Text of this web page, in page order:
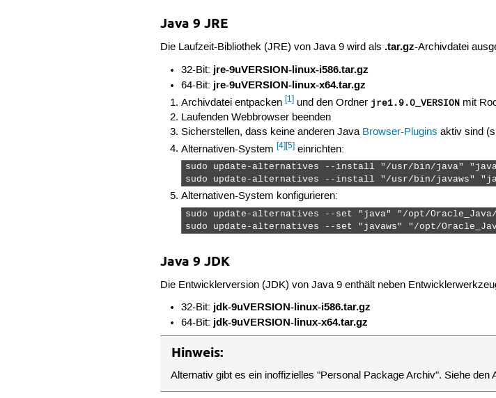
Java 9 JRE
Die Laufzeit-Bibliothek (JRE) von Java 9 wird als .tar.gz-Archivdatei
32-Bit: jre-9uVERSION-linux-i586.tar.gz
64-Bit: jre-9uVERSION-linux-x64.tar.gz
Archivdatei entpacken [1]und den Ordner jre1.9.0_VERSIONmit
Laufenden Webbrowser beenden
Sicherstellen, dass keine anderen Java Browser-Plugins aktiv sind
Alternativen-System [4][5]einrichten:
sudo update-alternatives --install "/usr/bin/java" "java"
sudo update-alternatives --install "/usr/bin/javaws"
Alternativen-System konfigurieren:
sudo update-alternatives --set "java" "/opt/Oracle_Java/
sudo update-alternatives --set "javaws" "/opt/
Java 9 JDK
Die Entwicklerversion (JDK) von Java 9 enthält neben
32-Bit: jdk-9uVERSION-linux-i586.tar.gz
64-Bit: jdk-9uVERSION-linux-x64.tar.gz
Hinweis:
Alternativ gibt es ein inoffizielles "Personal Package Archiv". Siehe den